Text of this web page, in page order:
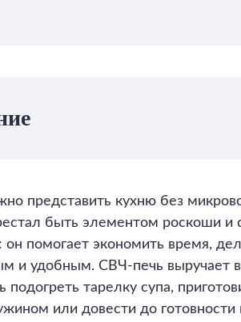
представить кухню без
быть элементом роскоши и
помогает экономить время,
и удобным. СВЧ-печь выручает
тарелку супа,
или довести до